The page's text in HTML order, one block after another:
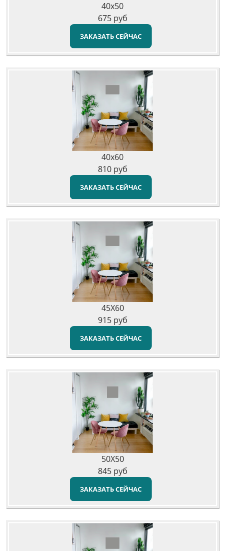
40x50
675 руб
ЗАКАЗАТЬ СЕЙЧАС
40x60
810 руб
ЗАКАЗАТЬ СЕЙЧАС
45X60
915 руб
ЗАКАЗАТЬ СЕЙЧАС
50X50
845 руб
ЗАКАЗАТЬ СЕЙЧАС